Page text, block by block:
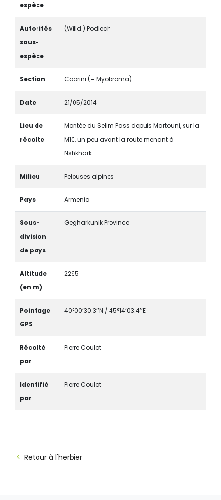
espèce
Autorités
sous-
espèce
(Willd.) Podlech
Section Caprini (= Myobroma)
Date 21/05/2014
Lieu de
récolte
Montée du Selim Pass depuis Martouni, sur la
M10, un peu avant la route menant à
Nshkhark
Milieu Pelouses alpines
Pays Armenia
Sous-
division
de pays
Gegharkunik Province
Altitude
(en m)
2295
Pointage
GPS
40°00’30.3’’N / 45°14’03.4’’E
Récolté
par
Pierre Coulot
Identifié
par
Pierre Coulot
Retour à l'herbier